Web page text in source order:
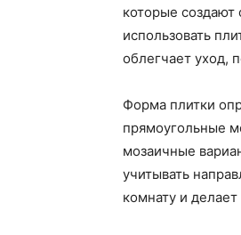
которые
использовать
облегчает уход,
Форма плитки
прямоугольные
мозаичные
учитывать
комнату и